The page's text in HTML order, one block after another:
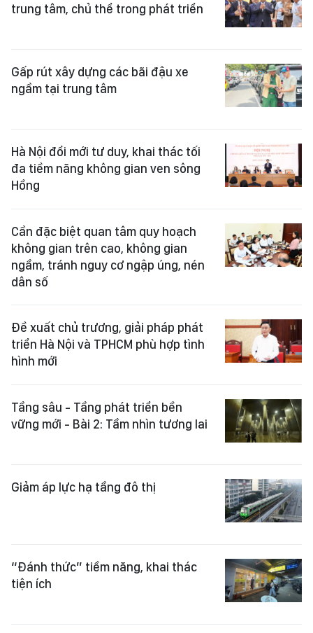
trung tâm, chủ thể trong phát triển
Gấp rút xây dựng các bãi đậu xe
ngầm tại trung tâm
Hà Nội đổi mới tư duy, khai thác tối
đa tiềm năng không gian ven sông
Hồng
Cần đặc biệt quan tâm quy hoạch
không gian trên cao, không gian
ngầm, tránh nguy cơ ngập úng, nén
dân số
Đề xuất chủ trương, giải pháp phát
triển Hà Nội và TPHCM phù hợp tình
hình mới
Tầng sâu - Tầng phát triển bền
vững mới - Bài 2: Tầm nhìn tương lai
Giảm áp lực hạ tầng đô thị
“Đánh thức” tiềm năng, khai thác
tiện ích